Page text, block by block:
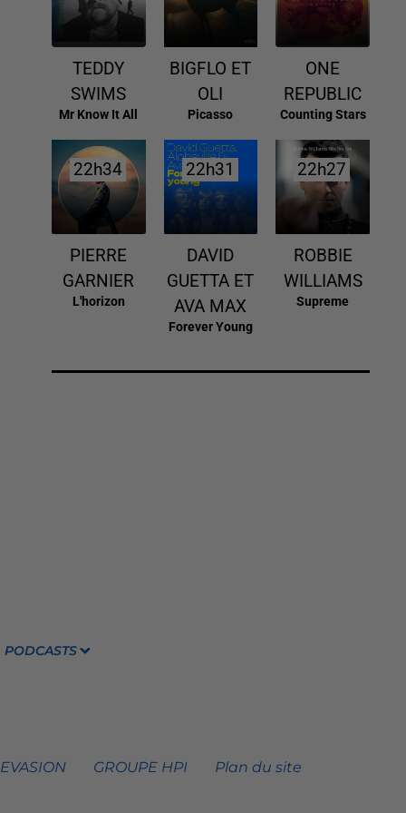
TEDDY
SWIMS
Mr Know It All
BIGFLO ET
OLI
Picasso
ONE
REPUBLIC
Counting Stars
22h34
22h34
PIERRE
GARNIER
L'horizon
22h31
22h31
DAVID
GUETTA ET
AVA MAX
Forever Young
22h27
22h27
ROBBIE
WILLIAMS
Supreme
PODCASTS
GROUPE HPI Plan du site